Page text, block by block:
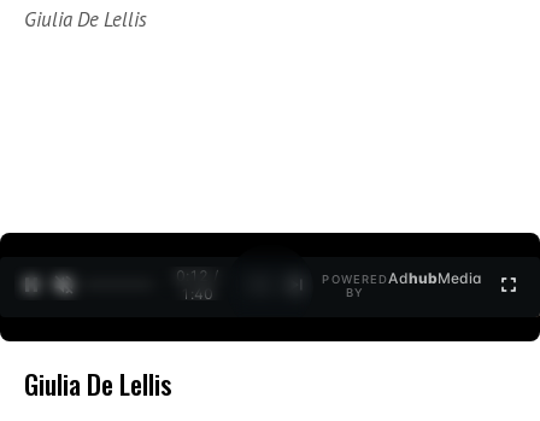
Giulia De Lellis
0:12 /
1:40
POWERED
BY
AdhubMedia
Giulia De Lellis